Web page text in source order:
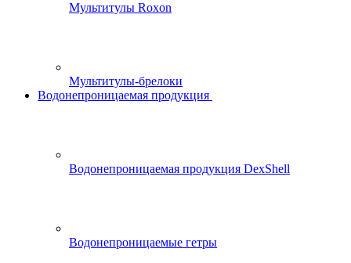
Мультитулы Roxon
Мультитулы-брелоки
Водонепроницаемая продукция
Водонепроницаемая продукция DexShell
Водонепроницаемые гетры